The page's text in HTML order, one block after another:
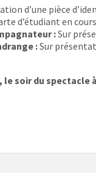
d’une pièce
d’étudiant en
:Sur
:Sur
soir du spectacle